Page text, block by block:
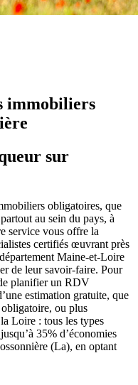
immobiliers
sur
obligatoires, que
au sein du pays, à
service vous offre la
certifiés œuvrant près
Maine-et-Loire
de leur savoir-faire. Pour
planifier un RDV
estimation gratuite, que
ou plus
Loire : tous les types
35% d’économies
(La), en optant